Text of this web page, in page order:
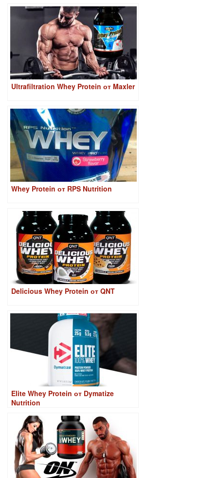
Ultrafiltration Whey Protein от Maxler
Whey Protein от RPS Nutrition
Delicious Whey Protein от QNT
Elite Whey Protein от Dymatize
Nutrition